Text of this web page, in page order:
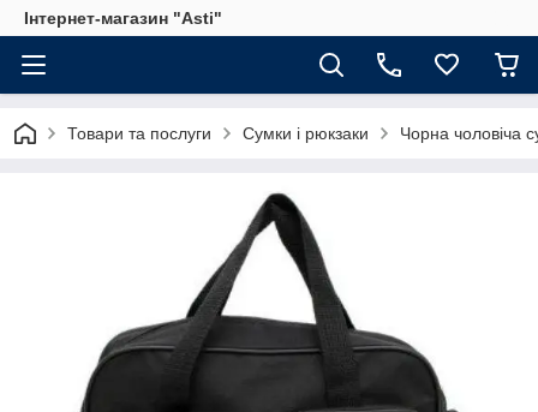
Інтернет-магазин "Asti"
Товари та послуги Сумки і рюкзаки Чорна чоловіча